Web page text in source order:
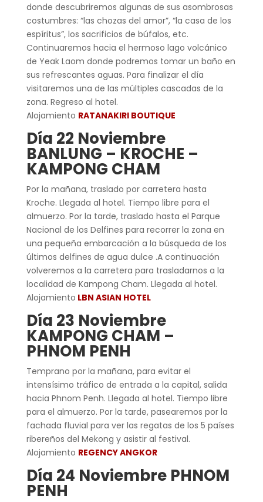
donde descubriremos algunas de sus asombrosas
costumbres: “las chozas del amor”, “la casa de los
espíritus”, los sacrificios de búfalos, etc.
Continuaremos hacia el hermoso lago volcánico
de Yeak Laom donde podremos tomar un baño en
sus refrescantes aguas. Para finalizar el día
visitaremos una de las múltiples cascadas de la
zona. Regreso al hotel.
Alojamiento RATANAKIRI BOUTIQUE
Día 22 Noviembre
BANLUNG – KROCHE –
KAMPONG CHAM
Por la mañana, traslado por carretera hasta
Kroche. Llegada al hotel. Tiempo libre para el
almuerzo. Por la tarde, traslado hasta el Parque
Nacional de los Delfines para recorrer la zona en
una pequeña embarcación a la búsqueda de los
últimos delfines de agua dulce .A continuación
volveremos a la carretera para trasladarnos a la
localidad de Kampong Cham. Llegada al hotel.
Alojamiento LBN ASIAN HOTEL
Día 23 Noviembre
KAMPONG CHAM –
PHNOM PENH
Temprano por la mañana, para evitar el
intensísimo tráfico de entrada a la capital, salida
hacia Phnom Penh. Llegada al hotel. Tiempo libre
para el almuerzo. Por la tarde, pasearemos por la
fachada fluvial para ver las regatas de los 5 países
ribereños del Mekong y asistir al festival.
Alojamiento REGENCY ANGKOR
Día 24 Noviembre PHNOM
PENH